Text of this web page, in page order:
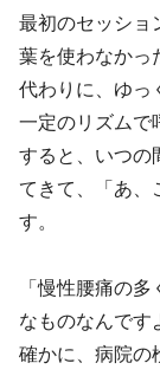
最初のセッショ
葉を使わなかっ
代わりに、ゆっ
一定のリズムで
すると、いつの
てきて、「あ、
す。
「慢性腰痛の
なものなんです
確かに、病院の